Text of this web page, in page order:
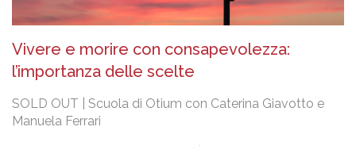
Vivere e morire con consapevolezza:
l’importanza delle scelte
SOLD OUT | Scuola di Otium con Caterina Giavotto e
Manuela Ferrari